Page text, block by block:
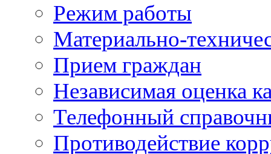
Режим работы
Материально-
Прием граждан
Независимая оценка
Телефонный
Противодействие